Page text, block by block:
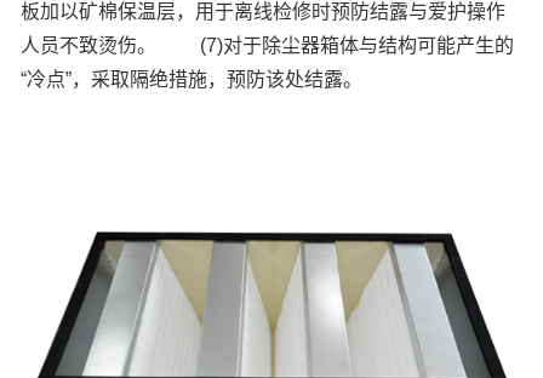
板加以矿棉保温层，用于离线检修时预防结露与爱护操作
人员不致烫伤。
(7)对于除尘器箱体与结构可能产生的
“冷点”，采取隔绝措施，预防该处结露。